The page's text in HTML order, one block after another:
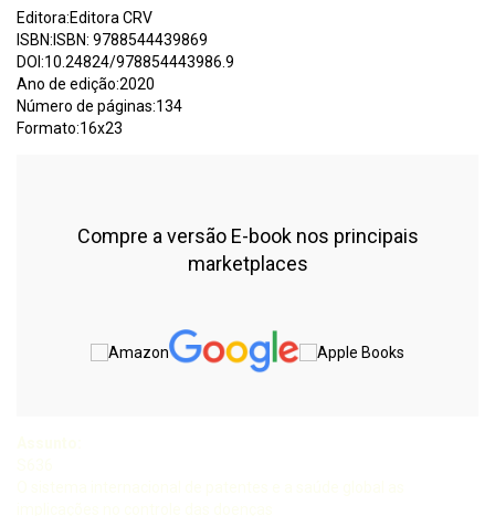
Editora:Editora CRV
ISBN:ISBN: 9788544439869
DOI:10.24824/978854443986.9
Ano de edição:2020
Número de páginas:134
Formato:16x23
Compre a versão E-book nos principais
marketplaces